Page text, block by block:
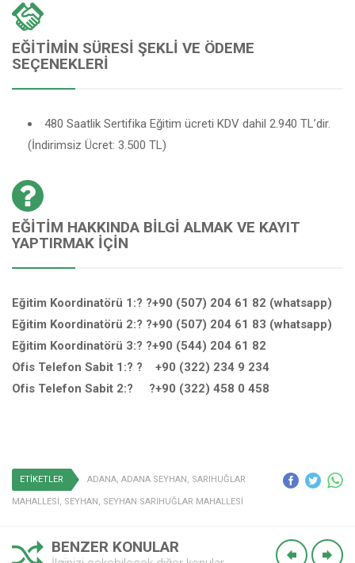
EĞITIMIN SÜRESI ŞEKLI VE ÖDEME
SEÇENEKLERI
480 Saatlik Sertifika Eğitim ücreti KDV dahil 2.940 TL’dir.
(İndirimsiz Ücret: 3.500 TL)
EĞITIM HAKKINDA BILGI ALMAK VE KAYIT
YAPTIRMAK İÇIN
Eğitim Koordinatörü 1:? ?+90 (507) 204 61 82 (whatsapp)
Eğitim Koordinatörü 2:? ?+90 (507) 204 61 83 (whatsapp)
Eğitim Koordinatörü 3:? ?+90 (544) 204 61 82
Ofis Telefon Sabit 1:? ? +90 (322) 234 9 234
Ofis Telefon Sabit 2:? ?+90 (322) 458 0 458
ETİKETLER ADANA, ADANA SEYHAN, SARIHUĞLAR
MAHALLESİ, SEYHAN, SEYHAN SARIHUĞLAR MAHALLESİ
BENZER KONULAR